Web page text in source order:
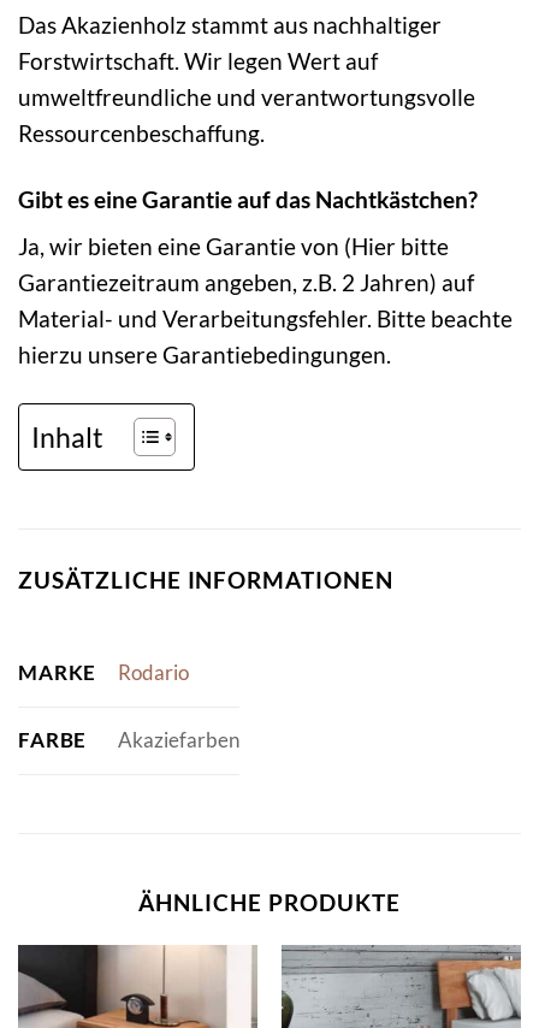
Das Akazienholz stammt aus nachhaltiger
Forstwirtschaft. Wir legen Wert auf
umweltfreundliche und verantwortungsvolle
Ressourcenbeschaffung.
Gibt es eine Garantie auf das Nachtkästchen?
Ja, wir bieten eine Garantie von (Hier bitte
Garantiezeitraum angeben, z.B. 2 Jahren) auf
Material- und Verarbeitungsfehler. Bitte beachte
hierzu unsere Garantiebedingungen.
Inhalt
ZUSÄTZLICHE INFORMATIONEN
MARKE Rodario
FARBE Akaziefarben
ÄHNLICHE PRODUKTE